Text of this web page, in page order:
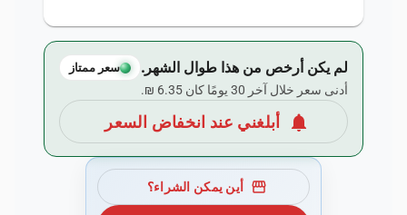
لم يكن أرخص من هذا طوال الشهر. سعر ممتاز
أدنى سعر خلال آخر 30 يومًا كان ‏6.35 ₪.
notifications أبلغني عند انخفاض السعر
storefront أين يمكن الشراء؟